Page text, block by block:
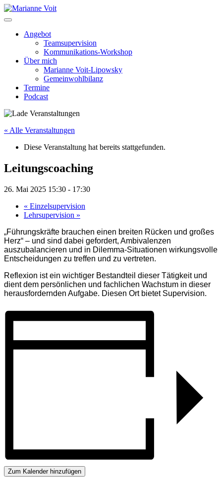
Skip
to
Angebot
Teamsupervision
Kommunikations-Workshop
Über mich
Marianne Voit-Lipowsky
Gemeinwohlbilanz
Termine
Podcast
« Alle Veranstaltungen
Diese Veranstaltung hat bereits stattgefunden.
Leitungscoaching
26. Mai 2025 15:30 - 17:30
« Einzelsupervision
Lehrsupervision »
„Führungskräfte brauchen einen breiten Rücken und großes
Herz“ – und sind dabei gefordert, Ambivalenzen
auszubalancieren und in Dilemma-Situationen wirkungsvolle
Entscheidungen zu treffen und zu vertreten.
Reflexion ist ein wichtiger Bestandteil dieser Tätigkeit und
dient dem persönlichen und fachlichen Wachstum in dieser
herausfordernden Aufgabe. Diesen Ort bietet Supervision.
Zum Kalender hinzufügen